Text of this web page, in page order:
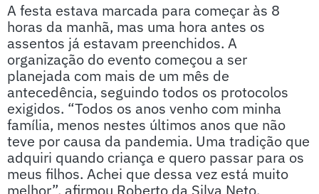
A festa estava marcada para começar às 8
horas da manhã, mas uma hora antes os
assentos já estavam preenchidos. A
organização do evento começou a ser
planejada com mais de um mês de
antecedência, seguindo todos os protocolos
exigidos. “Todos os anos venho com minha
família, menos nestes últimos anos que não
teve por causa da pandemia. Uma tradição que
adquiri quando criança e quero passar para os
meus filhos. Achei que dessa vez está muito
melhor”, afirmou Roberto da Silva Neto.